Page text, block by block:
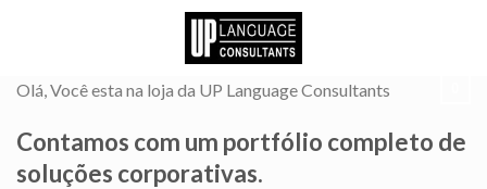
Olá, Você esta na loja da UP Language Consultants
Contamos com um portfólio completo de
soluções corporativas.